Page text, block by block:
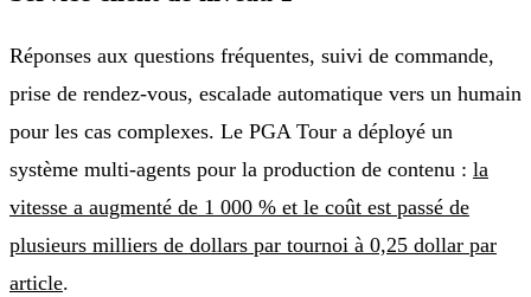
Réponses aux questions fréquentes, suivi de commande,
prise de rendez-vous, escalade automatique vers un humain
pour les cas complexes. Le PGA Tour a déployé un
système multi-agents pour la production de contenu : la
vitesse a augmenté de 1 000 % et le coût est passé de
plusieurs milliers de dollars par tournoi à 0,25 dollar par
article.